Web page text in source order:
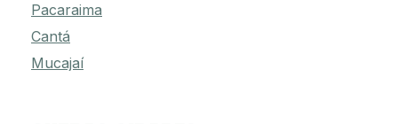
Pacaraima
Cantá
Mucajaí